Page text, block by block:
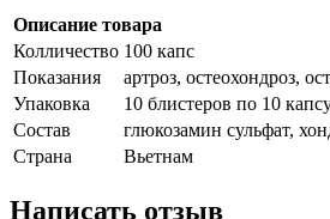
Описание товара
Колличество 100 капс
Показания
артроз, остеохондроз,
Упаковка
10 блистеров по 10
Состав
глюкозамин сульфат,
Страна
Вьетнам
Написать отзыв